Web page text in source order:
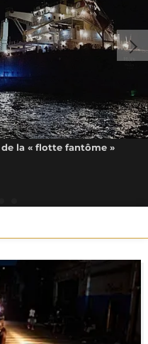
la « flotte fantôme »